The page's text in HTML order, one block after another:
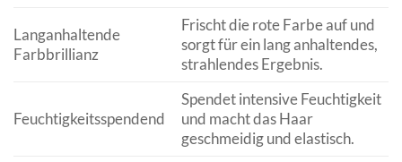
Langanhaltende
Farbbrillianz
Frischt die rote Farbe auf und
sorgt für ein lang anhaltendes,
strahlendes Ergebnis.
Feuchtigkeitsspendend
Spendet intensive Feuchtigkeit
und macht das Haar
geschmeidig und elastisch.